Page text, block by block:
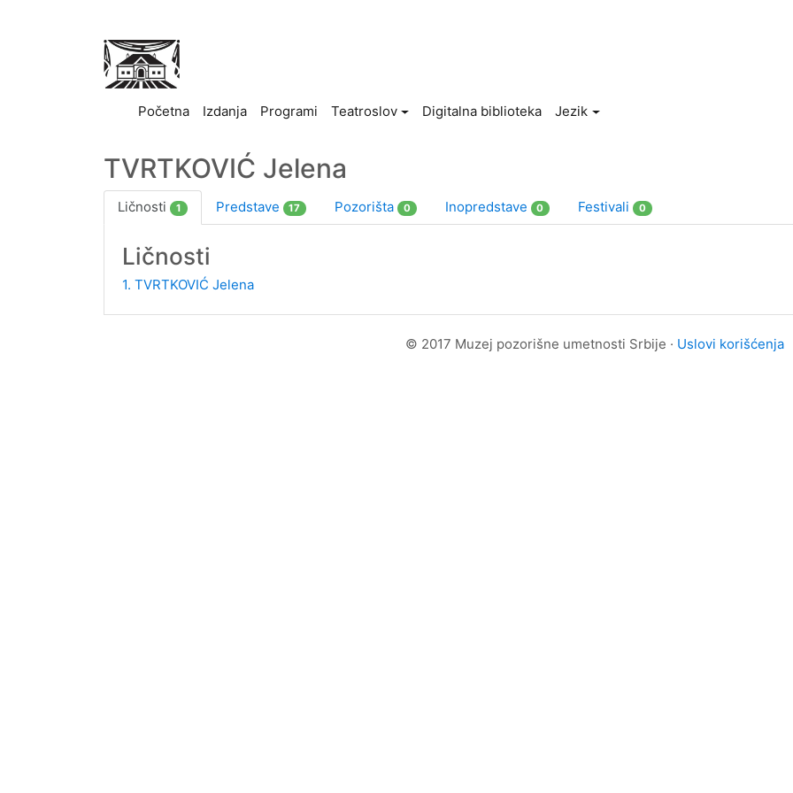
Početna(current)
Izdanja Programi Teatroslov Digitalna biblioteka Jezik
TVRTKOVIĆ Jelena
Ličnosti 1 Predstave 17 Pozorišta 0 Inopredstave 0 Festivali 0
Ličnosti
1. TVRTKOVIĆ Jelena
© 2017 Muzej pozorišne umetnosti Srbije · Uslovi korišćenja